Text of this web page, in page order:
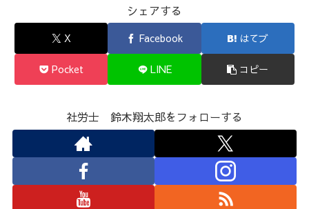
シェアする
X Facebook はてブ
Pocket LINE コピー
社労士 鈴木翔太郎をフォローする